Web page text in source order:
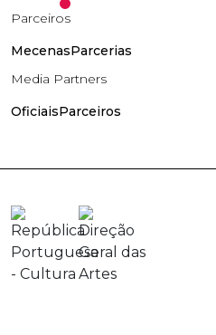
Parceiros
MecenasParcerias
Media Partners
OficiaisParceiros